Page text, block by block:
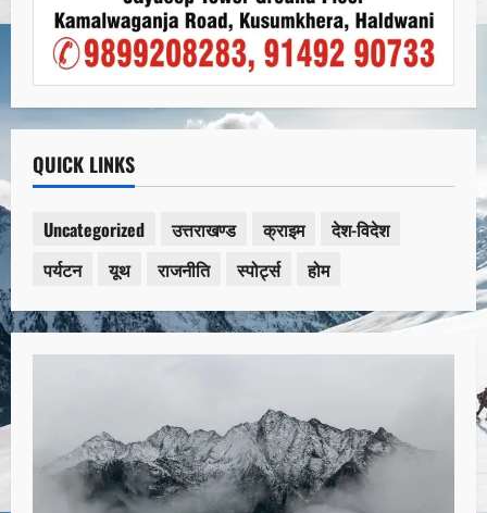
QUICK LINKS
Uncategorized उत्तराखण्ड क्राइम
देश-विदेश
पर्यटन
यूथ राजनीति स्पोर्ट्स होम